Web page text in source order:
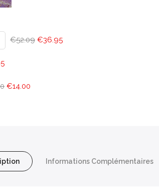
€52.09 €36.95
€14.00
Informations Complémentaires